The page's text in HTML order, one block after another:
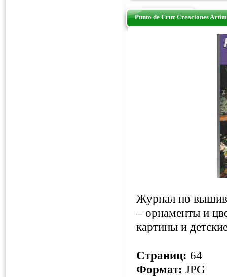
Punto de Cruz Creaciones
Журнал по
– орнаменты и
картины и
Страниц: 64
Формат: JPG